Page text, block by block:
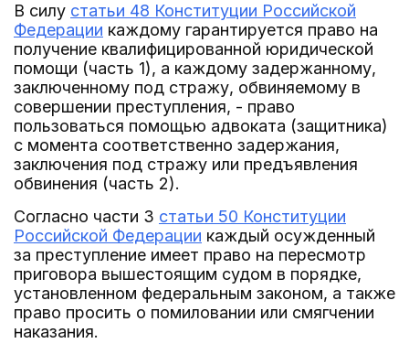
В силу статьи 48 Конституции Российской
Федерации каждому гарантируется право на
получение квалифицированной юридической
помощи (часть 1), а каждому задержанному,
заключенному под стражу, обвиняемому в
совершении преступления, - право
пользоваться помощью адвоката (защитника)
с момента соответственно задержания,
заключения под стражу или предъявления
обвинения (часть 2).
Согласно части 3 статьи 50 Конституции
Российской Федерации каждый осужденный
за преступление имеет право на пересмотр
приговора вышестоящим судом в порядке,
установленном федеральным законом, а также
право просить о помиловании или смягчении
наказания.